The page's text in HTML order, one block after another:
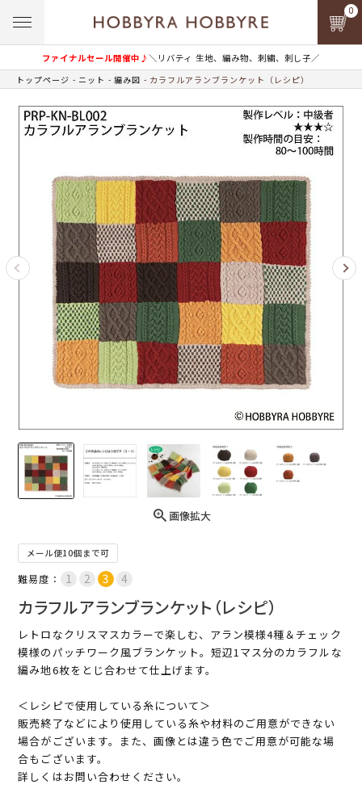
ファイナルセール開催中♪＼リバティ 生地、編み物、刺繍、刺し子／
0
トップページ ニット 編み図 カラフルアランブランケット（レシピ）
画像拡大
メール便10個まで可
難易度：
カラフルアランブランケット（レシピ）
レトロなクリスマスカラーで楽しむ、アラン模様4種＆チェック
模様のパッチワーク風ブランケット。短辺1マス分のカラフルな
編み地6枚をとじ合わせて仕上げます。
＜レシピで使用している糸について＞
販売終了などにより使用している糸や材料のご用意ができない
場合がございます。また、画像とは違う色でご用意が可能な場
合もございます。
詳しくはお問い合わせください。